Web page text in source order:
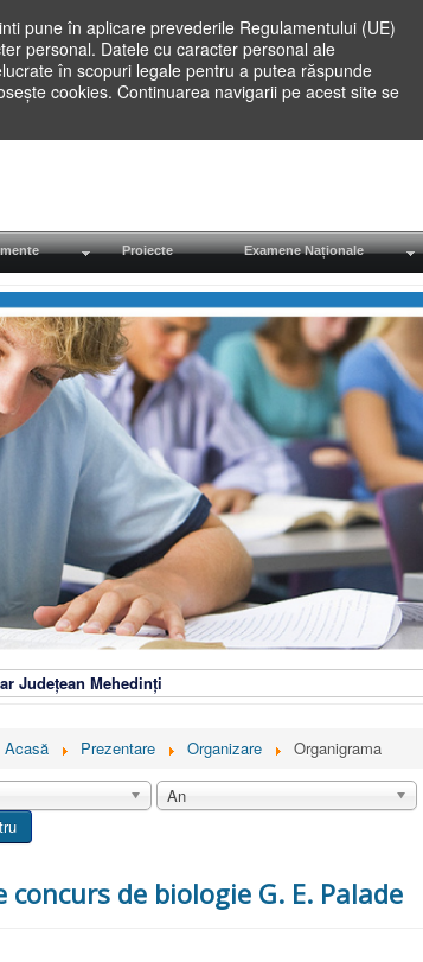
pune în aplicare prevederile Regulamentului (UE)
personal. Datele cu caracter personal ale
în scopuri legale pentru a putea răspunde
cookies. Continuarea navigarii pe acest site se
Proiecte Examene Naționale
Județean Mehedinți
Acasă Prezentare Organizare Organigrama
An
concurs de biologie G. E. Palade